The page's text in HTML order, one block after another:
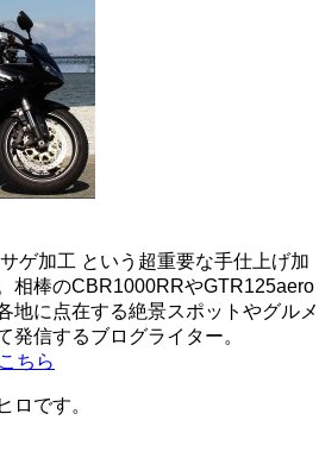
ゲ加工 という超重要な手仕上げ加
相棒のCBR1000RRやGTR125aero
地に点在する絶景スポットやグルメ
発信するブログライター。
ちら
ロです。